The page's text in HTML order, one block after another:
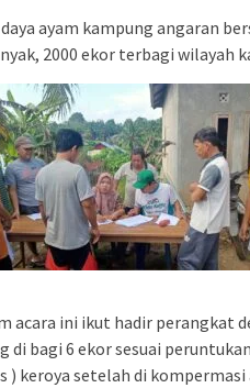
ayam kampung angaran
2000 ekor terbagi wilayah
acara ini ikut hadir perangkat
di bagi 6 ekor sesuai
) keroya setelah di